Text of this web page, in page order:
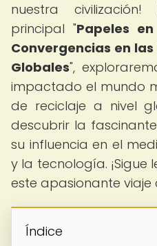
nuestra
principal "Papeles
Convergencias en
Globales",
impactado el mundo
de reciclaje a nivel
descubrir la
su influencia en el
y la tecnología.
este apasionante
Índice